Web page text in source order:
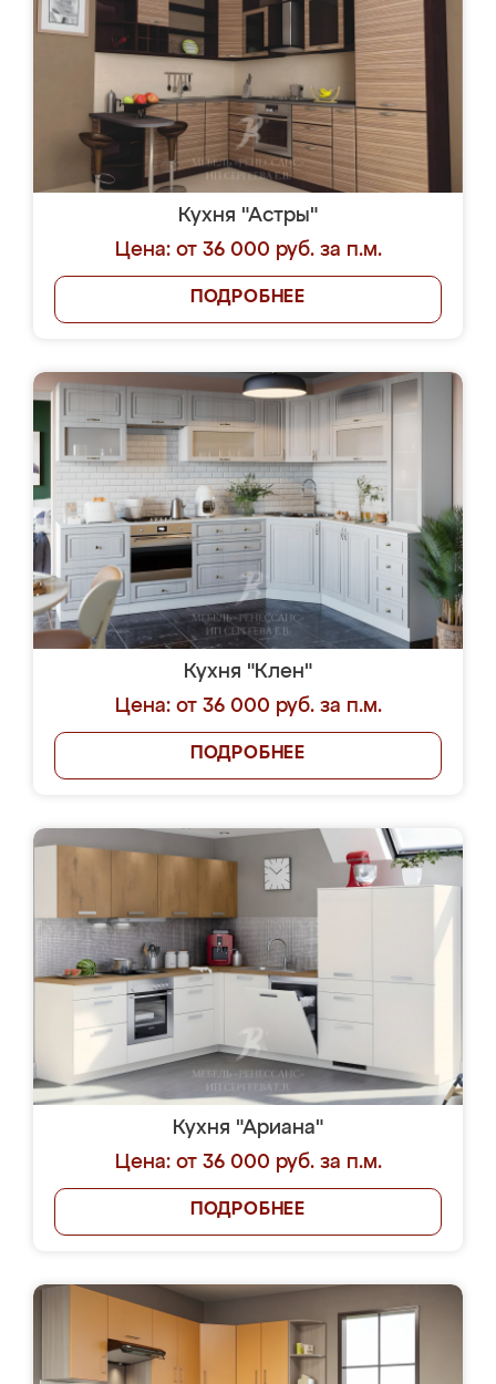
Кухня "Астры"
Цена: от 36 000 руб. за п.м.
ПОДРОБНЕЕ
Кухня "Клен"
Цена: от 36 000 руб. за п.м.
ПОДРОБНЕЕ
Кухня "Ариана"
Цена: от 36 000 руб. за п.м.
ПОДРОБНЕЕ